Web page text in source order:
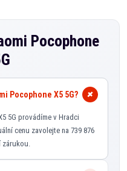
Pocophone
Pocophone X5 5G?
5G provádíme v Hradci
cenu zavolejte na 739 876
zárukou.